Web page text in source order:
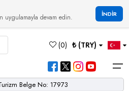
uygulamayla devam edin. İNDİR
(0) ₺ (TRY)
Belge No: 17973
>